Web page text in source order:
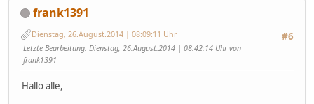
frank1391
#6
Dienstag, 26.August.2014 | 08:09:11 Uhr
Letzte Bearbeitung: Dienstag, 26.August.2014 | 08:42:14 Uhr von
frank1391
Hallo alle,